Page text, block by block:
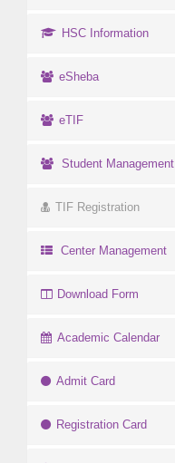
HSC Information
eSheba
eTIF
Student Management
TIF Registration
Center Management
Download Form
Academic Calendar
Admit Card
Registration Card